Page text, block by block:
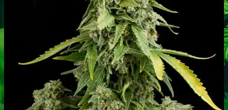
SmokersPack
Smokers Choice
Opbevaring og transport
Vacuum beholdere